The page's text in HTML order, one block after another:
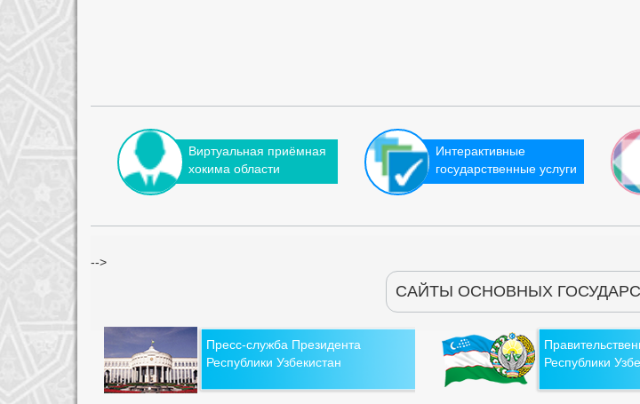
Виртуальная приёмная
хокима области
Интерактивные
государственные услуги
-->
САЙТЫ ОСНОВНЫХ
Пресс-служба Президента
Республики Узбекистан
Республики